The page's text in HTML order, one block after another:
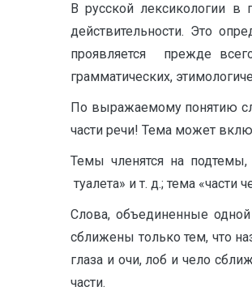
В русской лексикологии
действительности. Это
проявляется прежде
грамматических,
По выражаемому понятию
части речи! Тема может
Темы членятся на
туалета» и т. д.; тема «части
Слова, объединенные
сближены только тем, что
глаза и очи, лоб и чело
части.